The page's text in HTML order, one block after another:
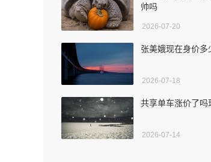
帅吗
2026-07-20
张美娥现在身价
2026-07-18
共享单车涨价了吗
2026-07-14